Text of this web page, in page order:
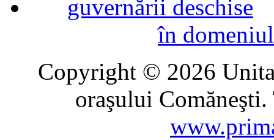
în
Copyright © 2026
oraşului